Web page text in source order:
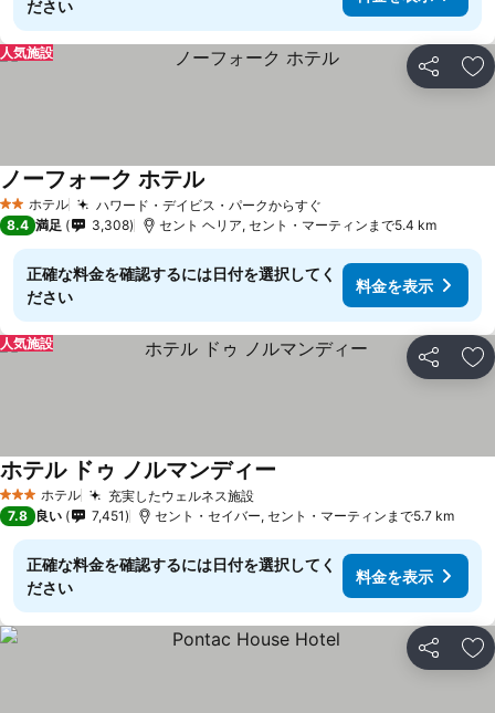
ださい
シェア お
人気施設
2 ホテルのランク
ホテル ハワード・デイビス・パークからすぐ
ノーフォーク ホテル
8.4 満足 3,308 セント ヘリア, セント・マーティンまで5.4 km
正確な料金を確認するには日付を選択してく
ださい
料金を表示
シェア お
人気施設
3 ホテルのランク
ホテル 充実したウェルネス施設
ホテル ドゥ ノルマンディー
7.8 良い 7,451 セント・セイバー, セント・マーティンまで5.7 km
正確な料金を確認するには日付を選択してく
ださい
料金を表示
シェア お